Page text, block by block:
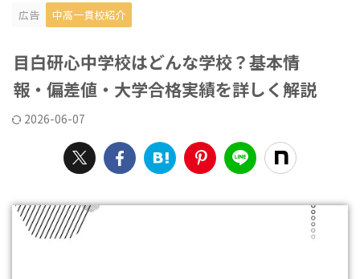
広告
中高一貫校紹介
目白研心中学校はどんな学校？基本情
報・偏差値・大学合格実績を詳しく解説
2026-06-07